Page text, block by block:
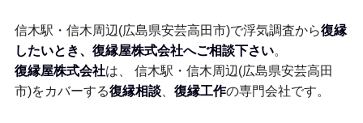
信木駅・信木周辺(広島県安芸高田市)で浮気調査から復縁
したいとき、復縁屋株式会社へご相談下さい。
復縁屋株式会社は、 信木駅・信木周辺(広島県安芸高田
市)をカバーする復縁相談 復縁工作の専門会社です。